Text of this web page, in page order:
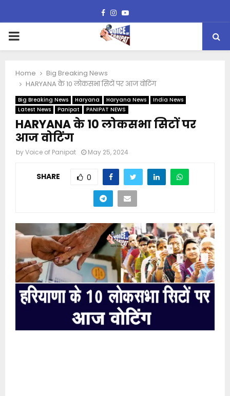
Facebook
Instagram
Youtube
PRIMARY
Home
Big Breaking News
HARYANA के 10 लोकसभा सिटों पर आज वोटिंग
Big Breaking News Haryana Haryana News
India News
Latest News
Panipat PANIPAT NEWS
HARYANA के 10 लोकसभा सिटों पर
आज वोटिंग
byVoice of Panipat May 25, 2024
SHARE 0